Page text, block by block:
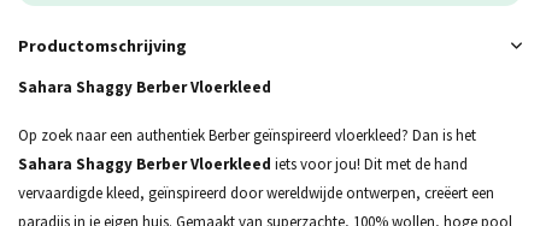
Productomschrijving
Sahara Shaggy Berber Vloerkleed
Op zoek naar een authentiek Berber geïnspireerd vloerkleed? Dan is het
Sahara Shaggy Berber Vloerkleed iets voor jou! Dit met de hand
vervaardigde kleed, geïnspireerd door wereldwijde ontwerpen, creëert een
paradijs in je eigen huis. Gemaakt van superzachte, 100% wollen, hoge pool